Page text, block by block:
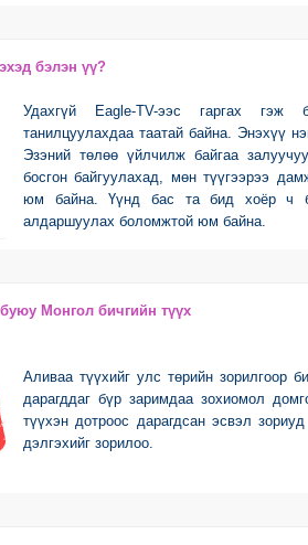
бэлэн үү?
Удахгүй Eagle-TV-ээс гаргах гэж
танилцуулахдаа таатай байна. Энэхүү
Эзэний төлөө үйлчилж байгаа
босгон байгуулахад, мөн түүгээрээ
юм байна. Үүнд бас та бид хоёр ч
алдаршуулах боломжтой юм байна.
буюу Монгол бичгийн түүх
Аливаа түүхийг улс төрийн зорилгоор
дарагддаг бүр заримдаа зохиомол
түүхэн дотроос дарагдсан эсвэл
дэлгэхийг зорилоо.